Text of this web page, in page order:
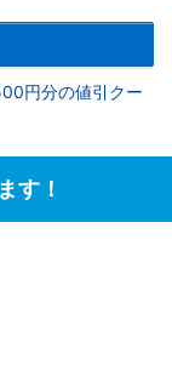
円分の値引クー
す！